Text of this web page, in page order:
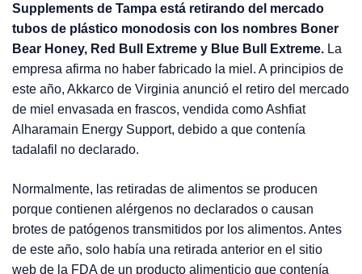
Supplements de Tampa está retirando del mercado
tubos de plástico monodosis con los nombres Boner
Bear Honey, Red Bull Extreme y Blue Bull Extreme. La
empresa afirma no haber fabricado la miel. A principios de
este año, Akkarco de Virginia anunció el retiro del mercado
de miel envasada en frascos, vendida como Ashfiat
Alharamain Energy Support, debido a que contenía
tadalafil no declarado.
Normalmente, las retiradas de alimentos se producen
porque contienen alérgenos no declarados o causan
brotes de patógenos transmitidos por los alimentos. Antes
de este año, solo había una retirada anterior en el sitio
web de la FDA de un producto alimenticio que contenía